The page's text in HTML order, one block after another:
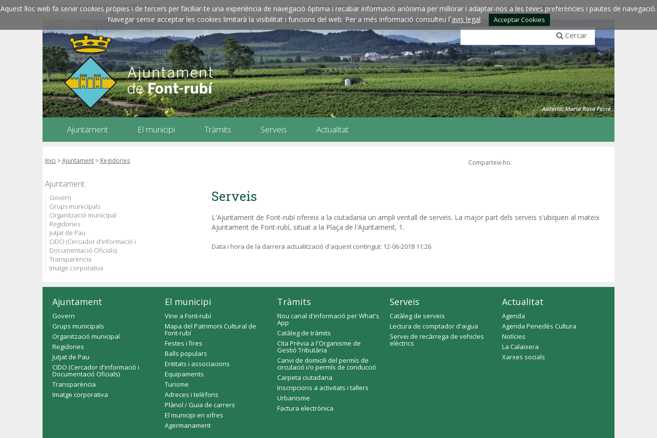
Aquest lloc web fa servir cookies pròpies i de tercers per faciliar-te una experiència de navegació òptima i recabar informació anònima per millorar i adaptar-nos a les teves preferències i pautes de navegació.
Navegar sense acceptar les cookies limitarà la visibilitat i funcions del web. Per a més informació consulteu l´avis legal. Acceptar Cookies
Data i hora oficials: 07/08/2026 05:39 ZOOM: Amplieu amb CTRL+ / Reduïu amb CTRL- Idiomes:esp engfra
Cercar
Ajuntament El municipi Tràmits Serveis Actualitat
Inici >Ajuntament > Regidories Comparteix-ho:
Ajuntament
Govern
Grups municipals
Organització municipal
Regidories
Jutjat de Pau
CIDO (Cercador d'informació i
Documentació Oficials)
Transparència
Imatge corporativa
Serveis
L'Ajuntament de Font-rubí ofereix a la ciutadania un ampli ventall de serveis. La major part dels serveis s'ubiquen al mateix
Ajuntament de Font-rubí, situat a la Plaça de l'Ajuntament, 1.
Data i hora de la darrera actualització d'aquest contingut: 12-06-2018 11:26
Ajuntament
Govern
Grups municipals
Organització municipal
Regidories
Jutjat de Pau
CIDO (Cercador d'informació i
Documentació Oficials)
Transparència
Imatge corporativa
El municipi
Vine a Font-rubí
Mapa del Patrimoni Cultural de
Font-rubí
Festes i fires
Balls populars
Entitats i associacions
Equipaments
Turisme
Adreces i telèfons
Plànol / Guia de carrers
El municipi en xifres
Agermanament
Tràmits
Nou canal d'informació per What's
App
Catàleg de tràmits
Cita Prèvia a l'Organisme de
Gestió Tributària
Canvi de domicili del permís de
circulació i/o permís de conducció
Carpeta ciutadana
Inscripcions a activitats i tallers
Urbanisme
Factura electrònica
Serveis
Catàleg de serveis
Lectura de comptador d'aigua
Servei de recàrrega de vehicles
elèctrics
Actualitat
Agenda
Agenda Penedès Cultura
Notícies
La Calaixera
Xarxes socials